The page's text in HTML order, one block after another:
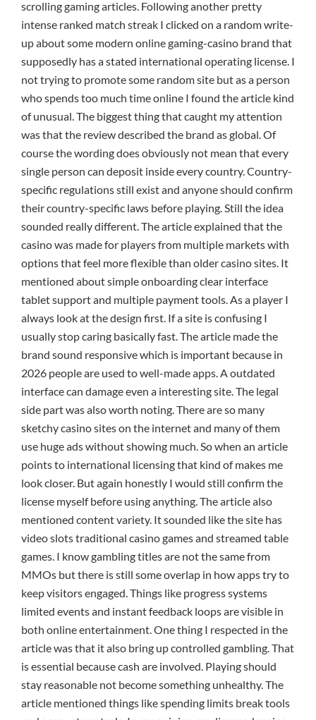
scrolling gaming articles. Following another pretty
intense ranked match streak I clicked on a random write-
up about some modern online gaming-casino brand that
supposedly has a stated international operating license. I
not trying to promote some random site but as a person
who spends too much time online I found the article kind
of unusual. The biggest thing that caught my attention
was that the review described the brand as global. Of
course the wording does obviously not mean that every
single person can deposit inside every country. Country-
specific regulations still exist and anyone should confirm
their country-specific laws before playing. Still the idea
sounded really different. The article explained that the
casino was made for players from multiple markets with
options that feel more flexible than older casino sites. It
mentioned about simple onboarding clear interface
tablet support and multiple payment tools. As a player I
always look at the design first. If a site is confusing I
usually stop caring basically fast. The article made the
brand sound responsive which is important because in
2026 people are used to well-made apps. A outdated
interface can damage even a interesting site. The legal
side part was also worth noting. There are so many
sketchy casino sites on the internet and many of them
use huge ads without showing much. So when an article
points to international licensing that kind of makes me
look closer. But again honestly I would still confirm the
license myself before using anything. The article also
mentioned content variety. It sounded like the site has
video slots traditional casino games and streamed table
games. I know gambling titles are not the same from
MMOs but there is still some overlap in how apps try to
keep visitors engaged. Things like progress systems
limited events and instant feedback loops are visible in
both online entertainment. One thing I respected in the
article was that it also bring up controlled gambling. That
is essential because cash are involved. Playing should
stay reasonable not become something unhealthy. The
article mentioned things like spending limits break tools